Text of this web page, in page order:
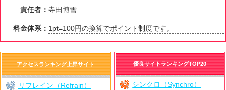
責任者：寺田博雪
料金体系： 1pt=100円の換算でポイント制度です。
優良サイトランキングTOP20
シンクロ（Synchro）
アクセスランキング上昇サイト
リフレイン（Refrain）